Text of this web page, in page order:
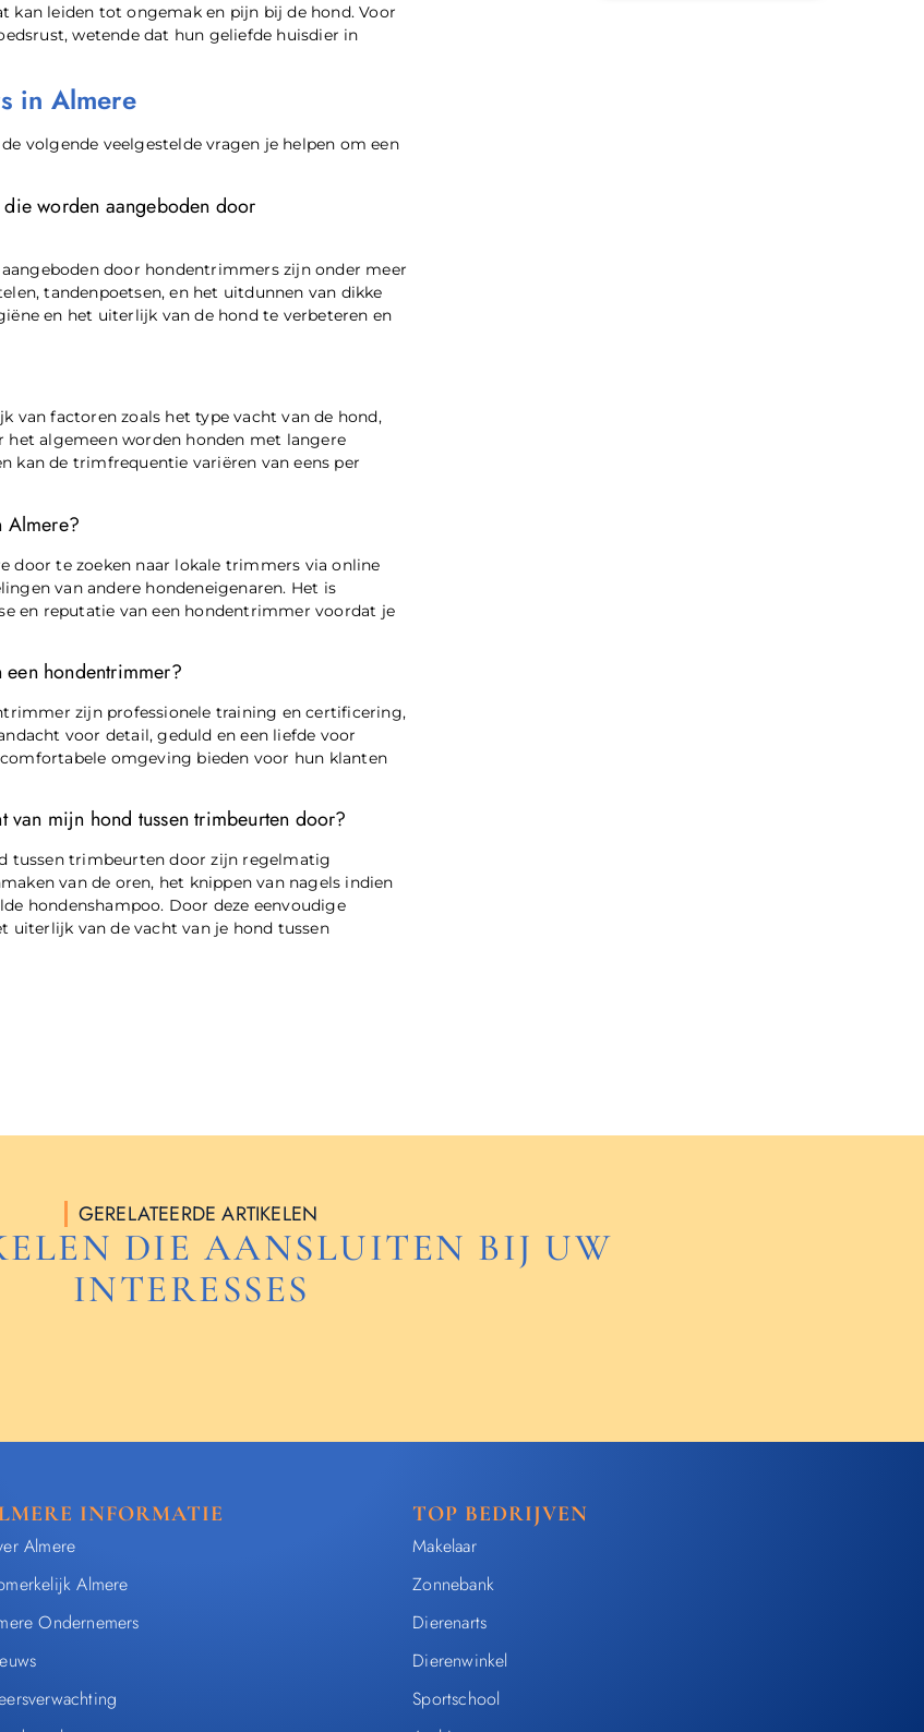
leiden tot ongemak en pijn bij de hond. Voor
wetende dat hun geliefde huisdier in
in Almere
volgende veelgestelde vragen je helpen om een
worden aangeboden door
door hondentrimmers zijn onder meer
tandenpoetsen, en het uitdunnen van dikke
en het uiterlijk van de hond te verbeteren en
van factoren zoals het type vacht van de hond,
het algemeen worden honden met langere
kan de trimfrequentie variëren van eens per
Almere?
door te zoeken naar lokale trimmers via online
van andere hondeneigenaren. Het is
en reputatie van een hondentrimmer voordat je
hondentrimmer?
zijn professionele training en certificering,
voor detail, geduld en een liefde voor
omgeving bieden voor hun klanten
mijn hond tussen trimbeurten door?
tussen trimbeurten door zijn regelmatig
van de oren, het knippen van nagels indien
hondenshampoo. Door deze eenvoudige
uiterlijk van de vacht van je hond tussen
GERELATEERDE ARTIKELEN
DIE AANSLUITEN BIJ UW
INTERESSES
INFORMATIE
Almere
Almere
Ondernemers
TOP BEDRIJVEN
Makelaar
Zonnebank
Dierenarts
Dierenwinkel
Sportschool